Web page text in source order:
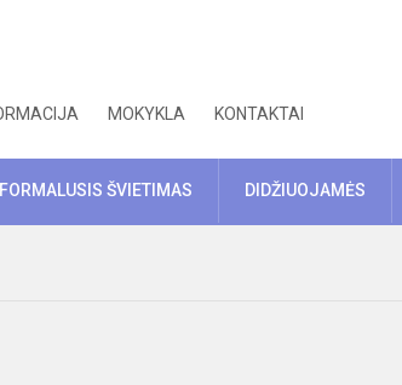
MOKYKLA KONTAKTAI
ŠVIETIMAS DIDŽIUOJAMĖS